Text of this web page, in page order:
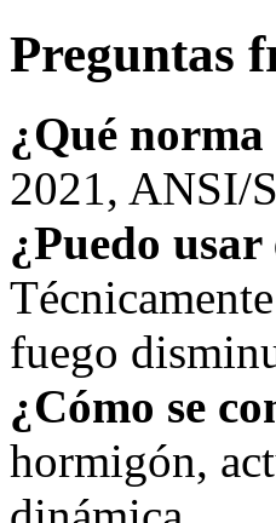
Preguntas
¿Qué
2021, ANSI/
¿Puedo usar
fuego
¿Cómo se
hormigón,